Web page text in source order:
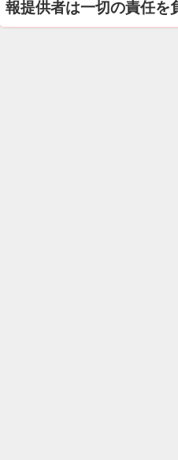
報提供者は一切の責任を